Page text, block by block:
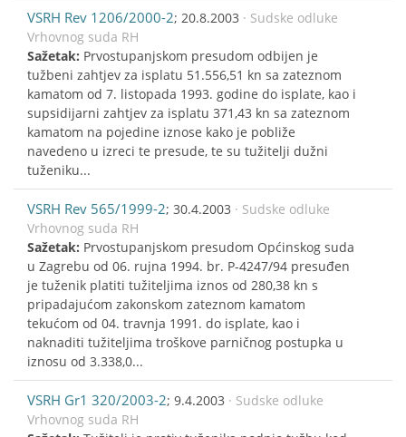
VSRH Rev 1206/2000-2; 20.8.2003 · Sudske odluke
Vrhovnog suda RH
Sažetak: Prvostupanjskom presudom odbijen je
tužbeni zahtjev za isplatu 51.556,51 kn sa zateznom
kamatom od 7. listopada 1993. godine do isplate, kao i
supsidijarni zahtjev za isplatu 371,43 kn sa zateznom
kamatom na pojedine iznose kako je pobliže
navedeno u izreci te presude, te su tužitelji dužni
tuženiku...
VSRH Rev 565/1999-2; 30.4.2003 · Sudske odluke
Vrhovnog suda RH
Sažetak: Prvostupanjskom presudom Općinskog suda
u Zagrebu od 06. rujna 1994. br. P-4247/94 presuđen
je tuženik platiti tužiteljima iznos od 280,38 kn s
pripadajućom zakonskom zateznom kamatom
tekućom od 04. travnja 1991. do isplate, kao i
naknaditi tužiteljima troškove parničnog postupka u
iznosu od 3.338,0...
VSRH Gr1 320/2003-2; 9.4.2003 · Sudske odluke
Vrhovnog suda RH